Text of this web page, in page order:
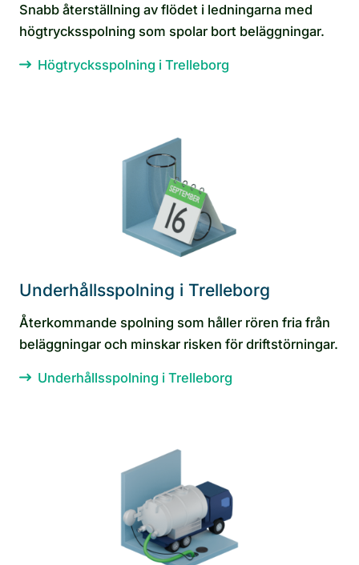
Snabb återställning av flödet i ledningarna med
högtrycksspolning som spolar bort beläggningar.
Högtrycksspolning i Trelleborg
Underhållsspolning i Trelleborg
Återkommande spolning som håller rören fria från
beläggningar och minskar risken för driftstörningar.
Underhållsspolning i Trelleborg